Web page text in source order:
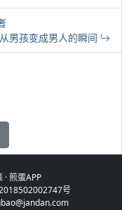
男孩变成男人的瞬间
·煎蛋APP
号